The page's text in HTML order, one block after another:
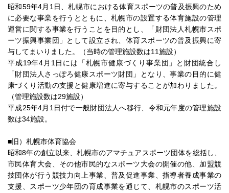
昭和59年4月1日、札幌市における体育スポーツの普及振興のため
に必要な事業を行うとともに、札幌市の設置する体育施設の管理
運営に関する事業を行うことを目的とし、「財団法人札幌市スポ
ーツ振興事業団」として設立され、体育スポーツの普及振興に寄
与してまいりました。（当時の管理施設数は11施設）
平成19年4月1日には「札幌市健康づくり事業団」と財団統合し
「財団法人さっぽろ健康スポーツ財団」となり、事業の目的に健
康づくり活動の支援と健康増進に寄与することが加わりました。
（管理施設数は29施設）
平成25年4月1日付で一般財団法人へ移行、令和元年度の管理施設
数は34施設。
■旧）札幌市体育協会
昭和8年の創立以来、札幌市のアマチュアスポーツ団体を総括し、
市民体育大会、その他市民的なスポーツ大会の開催の他、加盟競
技団体が行う競技力向上事業、普及促進事業、指導者養成事業の
支援、スポーツ少年団の育成事業を通じて、札幌市のスポーツ活